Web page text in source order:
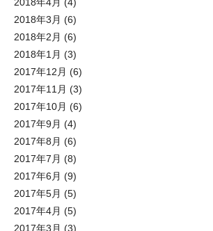
2018年3月 (6)
2018年2月 (6)
2018年1月 (3)
2017年12月 (6)
2017年11月 (3)
2017年10月 (6)
2017年9月 (4)
2017年8月 (6)
2017年7月 (8)
2017年6月 (9)
2017年5月 (5)
2017年4月 (5)
2017年3月 (3)